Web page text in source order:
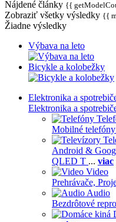
Nájdené články {{
Zobraziť všetky výsledky {{
Žiadne výsledky
Výbava na leto
Bicykle a kolobežky
Elektronika a
Elektronika a
Mobilné
Android &
QLED T ... viac
Video
Prehrávače,
Audio
Bezdrôtové